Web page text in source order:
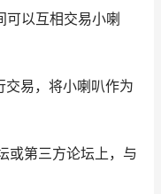
可以互相交易小喇
交易，将小喇叭作为
或第三方论坛上，与